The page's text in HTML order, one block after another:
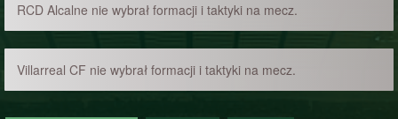
RCD Alcalne nie wybrał formacji i taktyki na mecz.
Villarreal CF nie wybrał formacji i taktyki na mecz.